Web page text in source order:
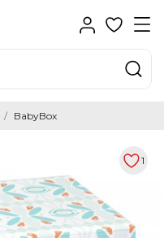
BabyBox
1